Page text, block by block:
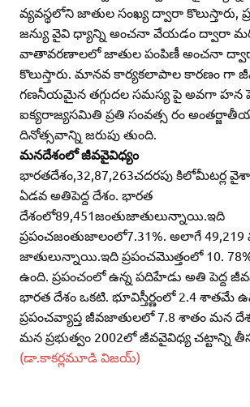
వ్యవస్థలోని జాతుల సంఖ్య ద్వారా
జన్యు వైవి ధ్యాన్ని అంచనా వేయడం ద్వారా
వాతావరణాలలో జాతుల పంపిణీ అంచనా
కొలుస్తారు. మానవ కార్యకలాపాల కారణం గా
గణనీయమైన తగ్గుదల సమస్య పై అవగా హన
ఐక్యరాజ్యసమితి ప్రతి సంవత్స రం
దినోత్సవాన్ని జరుపు తుంది.
మనదేశంలో జీవవైవిధ్యం
భారతదేశం,32,87,263చదరపు కిలోమీటర్ల
ఏడవ అతిపెద్ద దేశం. భారత
దేశంలో89,451జంతుజాతులున్నాయి.ఇది
ప్రపంచజంతుజాలంలో7.31%. అలాగే 49,219
జాతులున్నాయి.ఇది ప్రపంచమొత్తంలో 10.
ఉంది. ప్రపంచంలో ఉన్న పదిహేడు అతి పెద్ద
భారత దేశం ఒకటి. భూవిస్తీర్ణంలో 2.4 శాతమే
ప్రపంచవ్యాప్త జీవజాతులలో 7.8 శాతం మన
మన ప్రభుత్వం 2002లో జీవవైవిధ్య చట్టాన్ని
(డా.కాకర్లమూడి విజయ్‌)